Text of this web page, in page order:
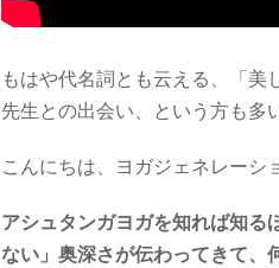
もはや代名詞とも云える、「美
先生との出会い、という方も多
こんにちは、ヨガジェネレーシ
アシュタンガヨガを知れば知る
ない」奥深さが伝わってきて、